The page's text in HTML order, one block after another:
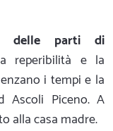
delle parti di
reperibilità e la
i tempi e la
Ascoli Piceno. A
alla casa madre.